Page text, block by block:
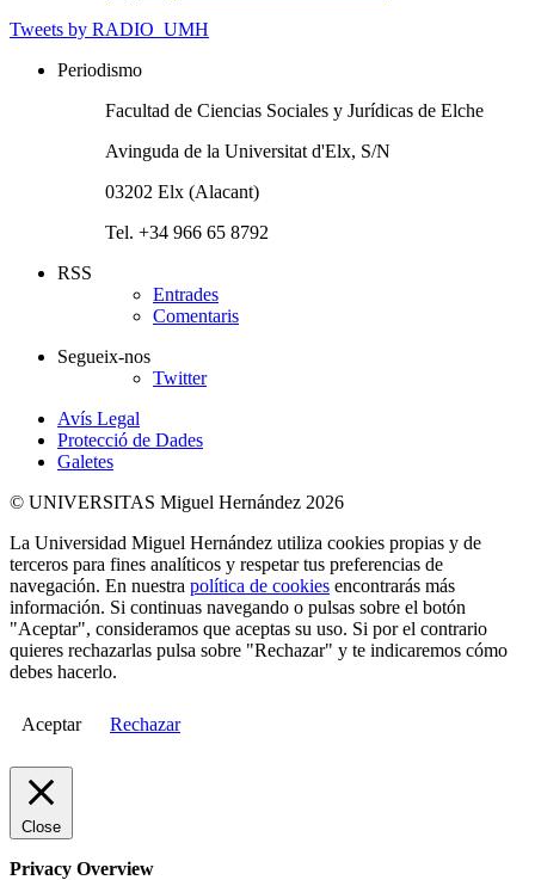
Tweets by RADIO_UMH
Periodismo
Facultad de Ciencias Sociales y Jurídicas de Elche
Avinguda de la Universitat d'Elx, S/N
03202 Elx (Alacant)
Tel. +34 966 65 8792
RSS
Entrades
Comentaris
Segueix-nos
Twitter
Avís Legal
Protecció de Dades
Galetes
© UNIVERSITAS Miguel Hernández 2026
La Universidad Miguel Hernández utiliza cookies propias y de
terceros para fines analíticos y respetar tus preferencias de
navegación. En nuestra política de cookies encontrarás más
información. Si continuas navegando o pulsas sobre el botón
"Aceptar", consideramos que aceptas su uso. Si por el contrario
quieres rechazarlas pulsa sobre "Rechazar" y te indicaremos cómo
debes hacerlo.
Aceptar Rechazar
Close
Privacy Overview